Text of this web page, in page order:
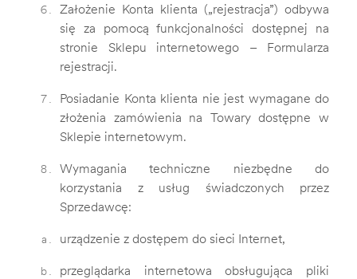
Założenie Konta klienta („rejestracja”) odbywa
się za pomocą funkcjonalności dostępnej na
stronie Sklepu internetowego – Formularza
rejestracji.
Posiadanie Konta klienta nie jest wymagane do
złożenia zamówienia na Towary dostępne w
Sklepie internetowym.
Wymagania techniczne niezbędne do
korzystania z usług świadczonych przez
Sprzedawcę:
urządzenie z dostępem do sieci Internet,
przeglądarka internetowa obsługująca pliki